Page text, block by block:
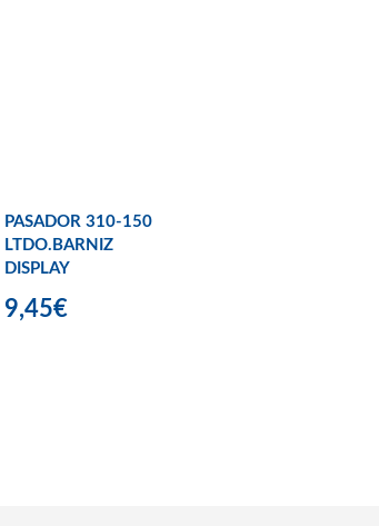
PASADOR 310-150
LTDO.BARNIZ
DISPLAY
9,45€